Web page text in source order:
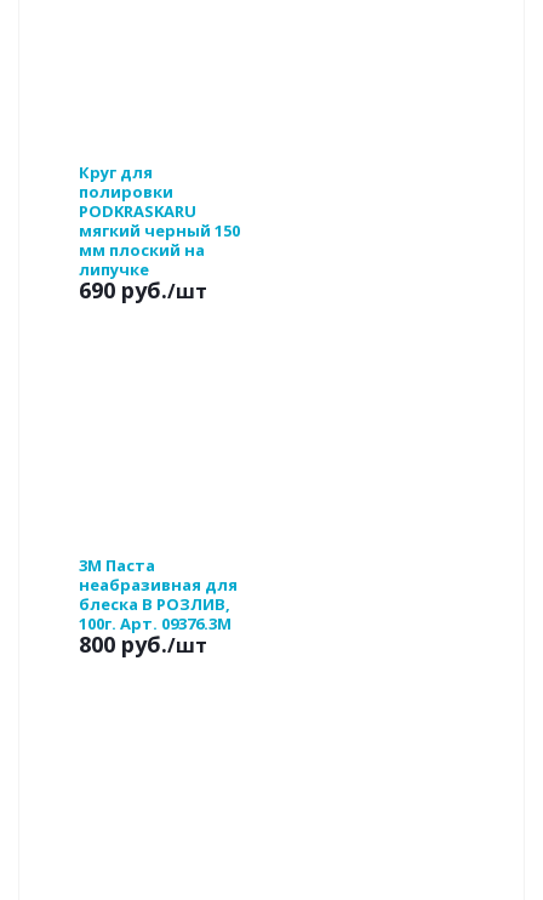
Круг для
полировки
PODKRASKARU
мягкий черный 150
мм плоский на
липучке
690 руб./шт
3М Паста
неабразивная для
блеска В РОЗЛИВ,
100г. Арт. 09376.3M
800 руб./шт